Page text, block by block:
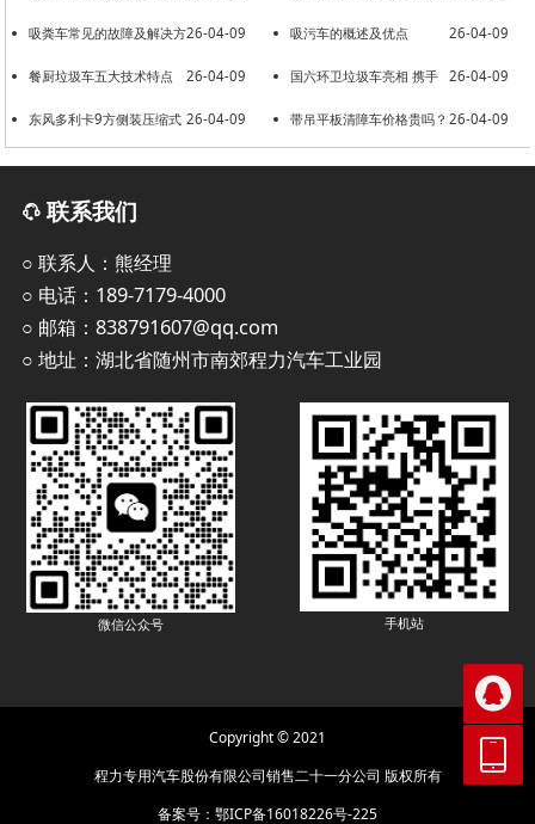
洒水车厂家 26-04-09
吸粪车常见的故障及解决方
法
26-04-09
吸污车的概述及优点
26-04-09
餐厨垃圾车五大技术特点 26-04-09
国六环卫垃圾车亮相 携手
共建美好环境
26-04-09
东风多利卡9方侧装压缩式 26-04-09
带吊平板清障车价格贵吗？
联系我们
○ 联系人：熊经理
○ 电话：189-7179-4000
○ 邮箱：838791607@qq.com
○ 地址：湖北省随州市南郊程力汽车工业园
微信公众号 手机站
Copyright © 2021
程力专用汽车股份有限公司销售二十一分公司 版权所有
备案号： 鄂ICP备16018226号-225

